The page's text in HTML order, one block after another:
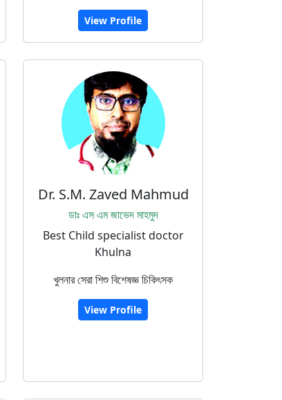
View Profile
Dr. S.M. Zaved Mahmud
ডাঃ এস এম জাভেদ মাহমুদ
Best Child specialist doctor
Khulna
খুলনার সেরা শিশু বিশেষজ্ঞ চিকিৎসক
View Profile